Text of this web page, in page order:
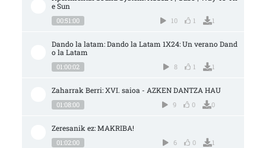
e Sun
00:51:00 10 1 1
Dando la latam: Dando la Latam 1X24: Un verano Dand
o la Latam
01:00:02 8 1 1
Zaharrak Berri: XVI. saioa - AZKEN DANTZA HAU
01:08:00 9 0 0
Zeresanik ez: MAKRIBA!
01:02:00 6 0 1